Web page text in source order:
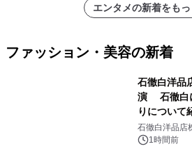
エンタメの新着をも
ファッション・美容の新着
石徹白洋品
演 石徹白
りについて
石徹白洋品店
1時間前